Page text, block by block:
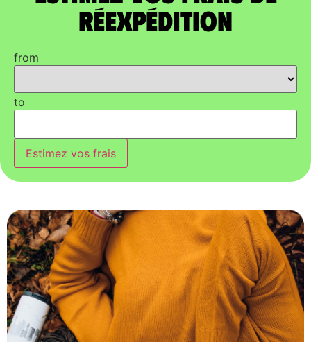
réexpédition
from
to
Estimez vos frais